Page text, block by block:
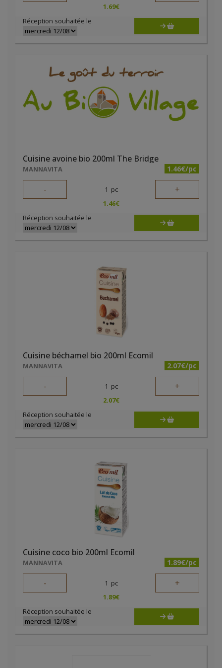
1.69€
Réception souhaitée le
Cuisine avoine bio 200ml The Bridge
MANNAVITA 1.46€/pc
- 1 pc +
1.46€
Réception souhaitée le
Cuisine béchamel bio 200ml Ecomil
MANNAVITA 2.07€/pc
- 1 pc +
2.07€
Réception souhaitée le
Cuisine coco bio 200ml Ecomil
MANNAVITA 1.89€/pc
- 1 pc +
1.89€
Réception souhaitée le